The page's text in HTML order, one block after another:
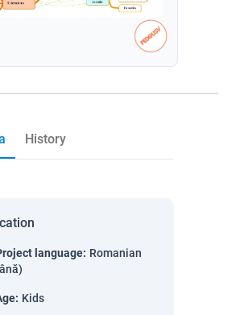
History
language: Romanian
: Kids